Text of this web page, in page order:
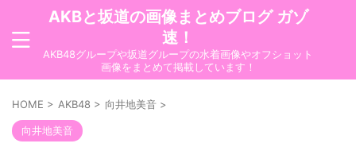
AKBと坂道の画像まとめブログ ガゾ
速！
AKB48グループや坂道グループの水着画像やオフショット
画像をまとめて掲載しています！
HOME > AKB48 > 向井地美音 >
向井地美音